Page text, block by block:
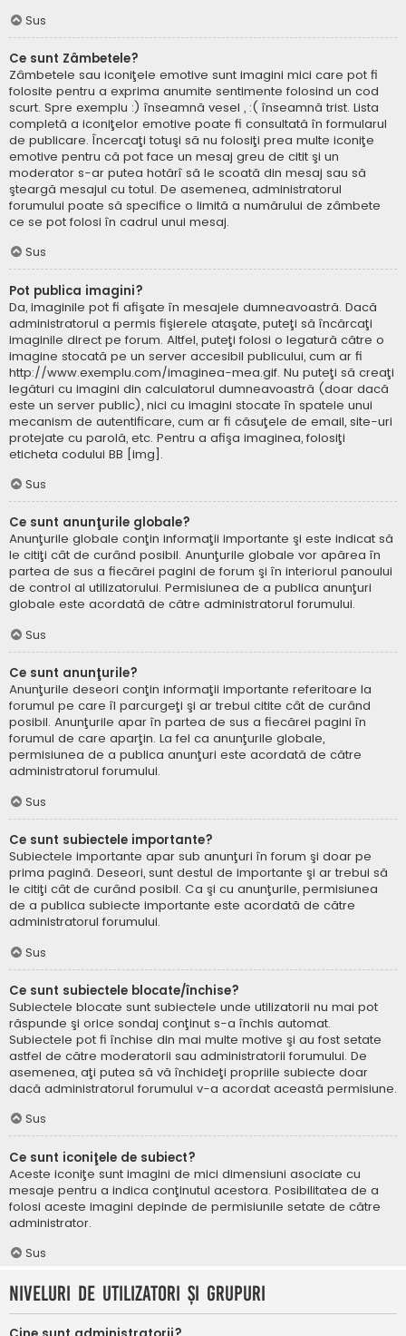
Sus
Ce sunt Zâmbetele?
Zâmbetele sau iconiţele emotive sunt imagini mici care pot fi
folosite pentru a exprima anumite sentimente folosind un cod
scurt. Spre exemplu :) înseamnă vesel , :( înseamnă trist. Lista
completă a iconiţelor emotive poate fi consultată în formularul
de publicare. Încercaţi totuşi să nu folosiţi prea multe iconiţe
emotive pentru că pot face un mesaj greu de citit şi un
moderator s-ar putea hotărî să le scoată din mesaj sau să
şteargă mesajul cu totul. De asemenea, administratorul
forumului poate să specifice o limită a numărului de zâmbete
ce se pot folosi în cadrul unui mesaj.
Sus
Pot publica imagini?
Da, imaginile pot fi afişate în mesajele dumneavoastră. Dacă
administratorul a permis fişierele ataşate, puteţi să încărcaţi
imaginile direct pe forum. Altfel, puteţi folosi o legatură către o
imagine stocată pe un server accesibil publicului, cum ar fi
http://www.exemplu.com/imaginea-mea.gif. Nu puteţi să creaţi
legături cu imagini din calculatorul dumneavoastră (doar dacă
este un server public), nici cu imagini stocate în spatele unui
mecanism de autentificare, cum ar fi căsuţele de email, site-uri
protejate cu parolă, etc. Pentru a afişa imaginea, folosiţi
eticheta codului BB [img].
Sus
Ce sunt anunţurile globale?
Anunţurile globale conţin informaţii importante şi este indicat să
le citiţi cât de curând posibil. Anunţurile globale vor apărea în
partea de sus a fiecărei pagini de forum şi în interiorul panoului
de control al utilizatorului. Permisiunea de a publica anunţuri
globale este acordată de către administratorul forumului.
Sus
Ce sunt anunţurile?
Anunţurile deseori conţin informaţii importante referitoare la
forumul pe care îl parcurgeţi şi ar trebui citite cât de curând
posibil. Anunţurile apar în partea de sus a fiecărei pagini în
forumul de care aparţin. La fel ca anunţurile globale,
permisiunea de a publica anunţuri este acordată de către
administratorul forumului.
Sus
Ce sunt subiectele importante?
Subiectele importante apar sub anunţuri în forum şi doar pe
prima pagină. Deseori, sunt destul de importante şi ar trebui să
le citiţi cât de curând posibil. Ca şi cu anunţurile, permisiunea
de a publica subiecte importante este acordată de către
administratorul forumului.
Sus
Ce sunt subiectele blocate/închise?
Subiectele blocate sunt subiectele unde utilizatorii nu mai pot
răspunde şi orice sondaj conţinut s-a închis automat.
Subiectele pot fi închise din mai multe motive şi au fost setate
astfel de către moderatorii sau administratorii forumului. De
asemenea, aţi putea să vă închideţi propriile subiecte doar
dacă administratorul forumului v-a acordat această permisiune.
Sus
Ce sunt iconiţele de subiect?
Aceste iconiţe sunt imagini de mici dimensiuni asociate cu
mesaje pentru a indica conţinutul acestora. Posibilitatea de a
folosi aceste imagini depinde de permisiunile setate de către
administrator.
Sus
Niveluri de utilizatori şi grupuri